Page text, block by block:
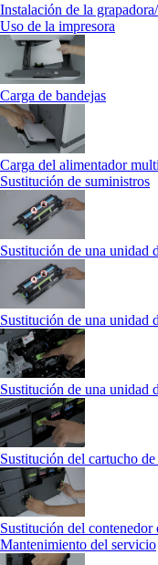
Instalación de la
Uso de la impresora
Carga de bandejas
Carga del alimentador
Sustitución de suministros
Sustitución de una unidad
Sustitución de una unidad
Sustitución de una unidad
Sustitución del cartucho
Sustitución del contenedor
Mantenimiento del servicio